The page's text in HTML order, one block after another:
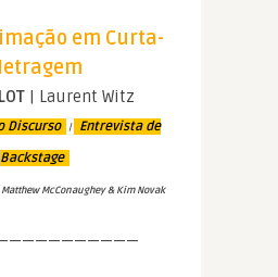
em Curta-
| Laurent Witz
Discurso |
Entrevista de
Backstage
McConaughey & Kim Novak